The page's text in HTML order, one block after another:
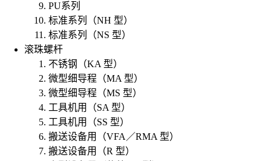
PU系列
标准系列（NH 型）
标准系列（NS 型）
滚珠螺杆
不锈钢（KA 型）
微型细导程（MA 型）
微型细导程（MS 型）
工具机用（SA 型）
工具机用（SS 型）
搬送设备用（VFA／RMA 型）
搬送设备用（R 型）